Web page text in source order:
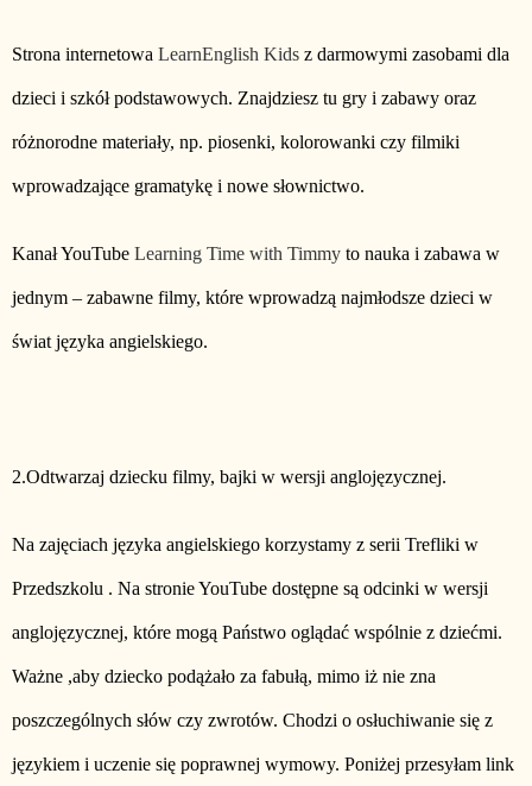
Strona internetowa LearnEnglish Kids z darmowymi zasobami dla
dzieci i szkół podstawowych. Znajdziesz tu gry i zabawy oraz
różnorodne materiały, np. piosenki, kolorowanki czy filmiki
wprowadzające gramatykę i nowe słownictwo.
Kanał YouTube Learning Time with Timmy to nauka i zabawa w
jednym – zabawne filmy, które wprowadzą najmłodsze dzieci w
świat języka angielskiego.
2.Odtwarzaj dziecku filmy, bajki w wersji anglojęzycznej.
Na zajęciach języka angielskiego korzystamy z serii Trefliki w
Przedszkolu . Na stronie YouTube dostępne są odcinki w wersji
anglojęzycznej, które mogą Państwo oglądać wspólnie z dziećmi.
Ważne ,aby dziecko podążało za fabułą, mimo iż nie zna
poszczególnych słów czy zwrotów. Chodzi o osłuchiwanie się z
językiem i uczenie się poprawnej wymowy. Poniżej przesyłam link